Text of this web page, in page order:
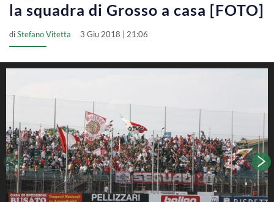
la squadra di Grosso a casa [FOTO]
diStefano Vitetta 3 Giu 2018 | 21:06